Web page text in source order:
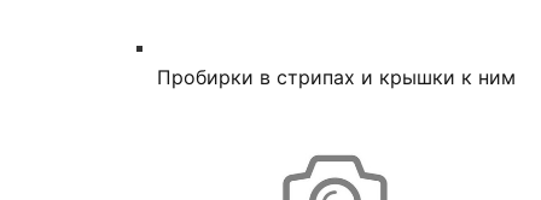
Пробирки в стрипах и крышки к ним